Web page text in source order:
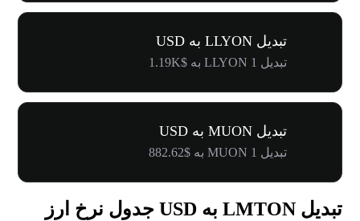
تبدیل LLYON به USD
تبدیل 1 LLYON به $1.19K
تبدیل MUON به USD
تبدیل 1 MUON به $882.62
تبدیل LMTON به USD جدول نرخ ارز